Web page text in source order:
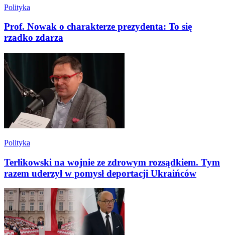
Polityka
Prof. Nowak o charakterze prezydenta: To się
rzadko zdarza
Polityka
Terlikowski na wojnie ze zdrowym rozsądkiem. Tym
razem uderzył w pomysł deportacji Ukraińców